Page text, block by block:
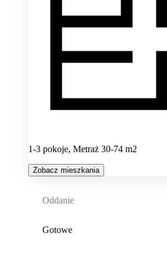
1-3 pokoje, Metraż 30-74 m2
Zobacz mieszkania
Oddanie
Gotowe